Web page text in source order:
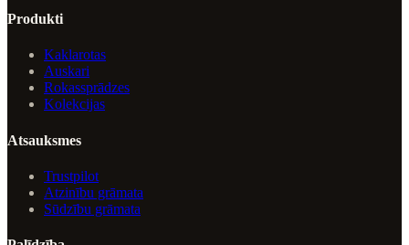
Produkti
Kaklarotas
Auskari
Rokassprādzes
Kolekcijas
Atsauksmes
Trustpilot
Atzinību grāmata
Sūdzību grāmata